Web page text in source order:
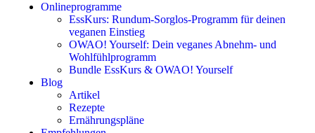
Onlineprogramme
EssKurs: Rundum-Sorglos-Programm für deinen
veganen Einstieg
OWAO! Yourself: Dein veganes Abnehm- und
Wohlfühlprogramm
Bundle EssKurs & OWAO! Yourself
Blog
Artikel
Rezepte
Ernährungspläne